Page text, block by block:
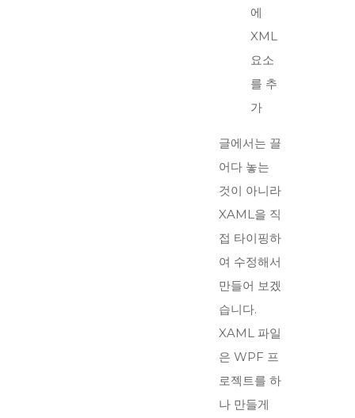
에
XML
요소
를 추
가
글에서는 끌
어다 놓는
것이 아니라
XAML을 직
접 타이핑하
여 수정해서
만들어 보겠
습니다.
XAML 파일
은 WPF 프
로젝트를 하
나 만들게